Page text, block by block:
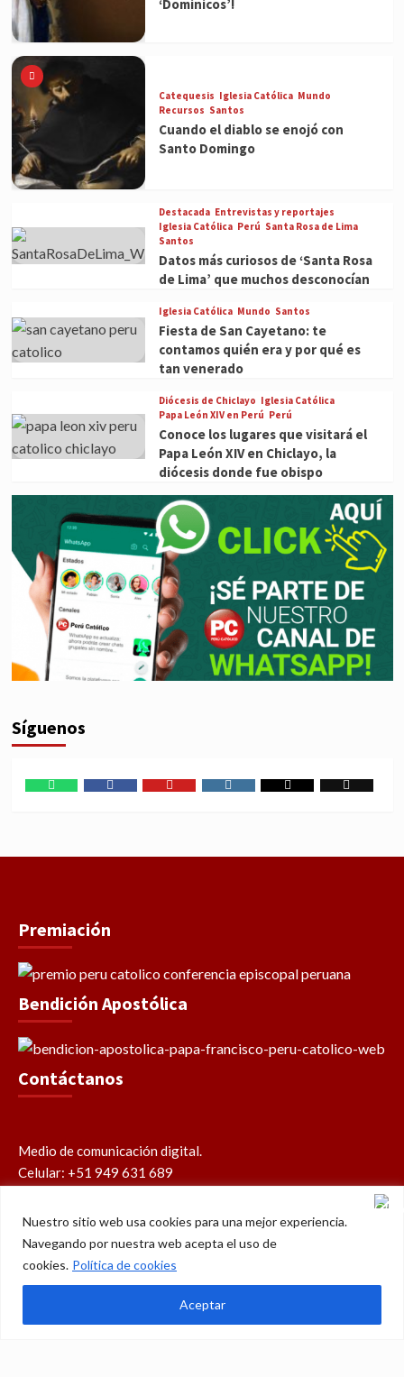
Nuestro sitio web usa cookies para una mejor experiencia.
Navegando por nuestra web acepta el uso de
cookies. Política de cookies
Aceptar
‘Dominicos’!
Catequesis Iglesia Católica Mundo
Recursos Santos
Cuando el diablo se enojó con
Santo Domingo
Destacada Entrevistas y reportajes
Iglesia Católica Perú Santa Rosa de Lima
Santos
Datos más curiosos de ‘Santa Rosa
de Lima’ que muchos desconocían
Iglesia Católica Mundo Santos
Fiesta de San Cayetano: te
contamos quién era y por qué es
tan venerado
Diócesis de Chiclayo Iglesia Católica
Papa León XIV en Perú Perú
Conoce los lugares que visitará el
Papa León XIV en Chiclayo, la
diócesis donde fue obispo
Síguenos
Premiación
Bendición Apostólica
Contáctanos
Medio de comunicación digital.
Celular: +51 949 631 689
prensa@perucatolico.com
www.perucatolico.com
«14 años evangelizando el Perú»